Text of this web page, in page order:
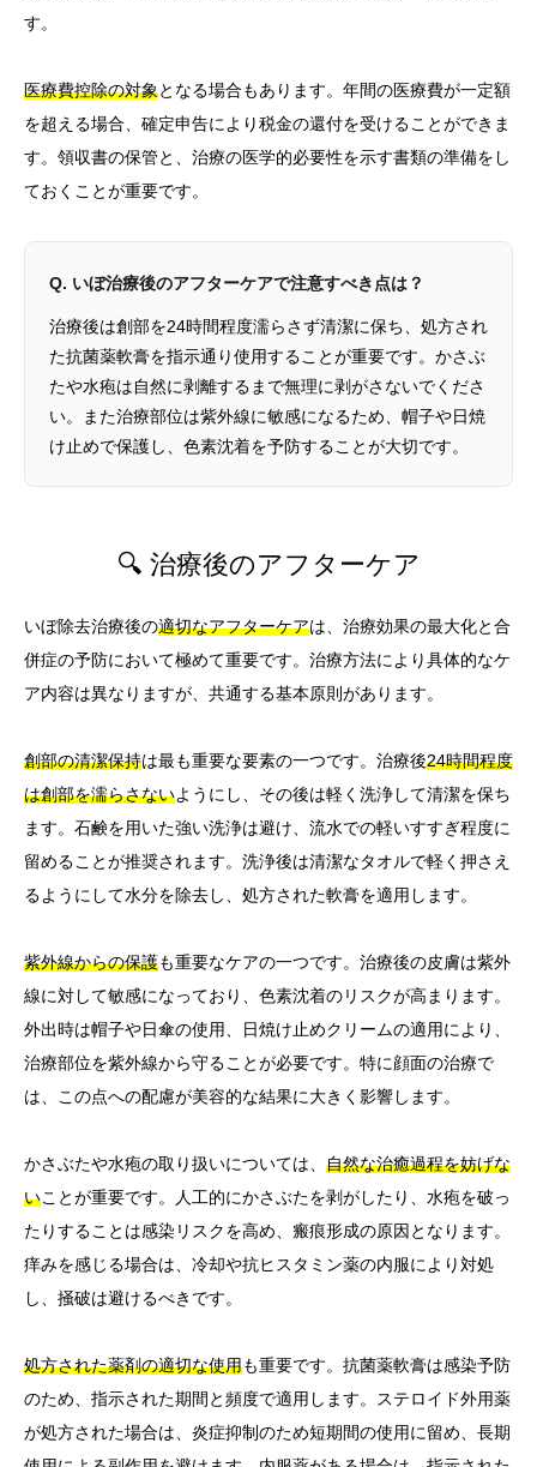
す。
医療費控除の対象となる場合もあります。年間の医療費が一定額
を超える場合、確定申告により税金の還付を受けることができま
す。領収書の保管と、治療の医学的必要性を示す書類の準備をし
ておくことが重要です。
Q. いぼ治療後のアフターケアで注意すべき点は？
治療後は創部を24時間程度濡らさず清潔に保ち、処方され
た抗菌薬軟膏を指示通り使用することが重要です。かさぶ
たや水疱は自然に剥離するまで無理に剥がさないでくださ
い。また治療部位は紫外線に敏感になるため、帽子や日焼
け止めで保護し、色素沈着を予防することが大切です。
🔍 治療後のアフターケア
いぼ除去治療後の適切なアフターケアは、治療効果の最大化と合
併症の予防において極めて重要です。治療方法により具体的なケ
ア内容は異なりますが、共通する基本原則があります。
創部の清潔保持は最も重要な要素の一つです。治療後24時間程度
は創部を濡らさないようにし、その後は軽く洗浄して清潔を保ち
ます。石鹸を用いた強い洗浄は避け、流水での軽いすすぎ程度に
留めることが推奨されます。洗浄後は清潔なタオルで軽く押さえ
るようにして水分を除去し、処方された軟膏を適用します。
紫外線からの保護も重要なケアの一つです。治療後の皮膚は紫外
線に対して敏感になっており、色素沈着のリスクが高まります。
外出時は帽子や日傘の使用、日焼け止めクリームの適用により、
治療部位を紫外線から守ることが必要です。特に顔面の治療で
は、この点への配慮が美容的な結果に大きく影響します。
かさぶたや水疱の取り扱いについては、 自然な治癒過程を妨げな
いことが重要です。人工的にかさぶたを剥がしたり、水疱を破っ
たりすることは感染リスクを高め、瘢痕形成の原因となります。
痒みを感じる場合は、冷却や抗ヒスタミン薬の内服により対処
し、掻破は避けるべきです。
処方された薬剤の適切な使用も重要です。抗菌薬軟膏は感染予防
のため、指示された期間と頻度で適用します。ステロイド外用薬
が処方された場合は、炎症抑制のため短期間の使用に留め、長期